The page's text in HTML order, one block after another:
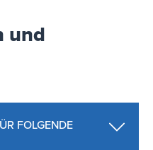
und
FOLGENDE